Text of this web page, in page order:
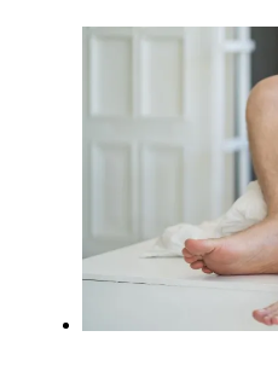
RYZR | 20. Februar
Stell Dir vor, Du
beschleunigen,
Klingt zu schön, um
spielt der ...